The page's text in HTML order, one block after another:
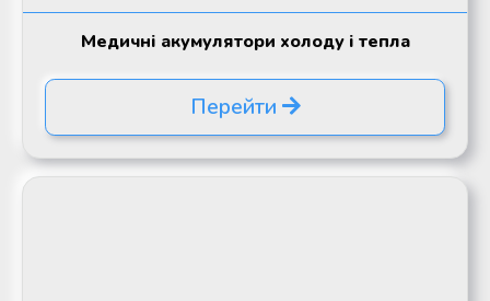
Медичні акумулятори холоду і тепла
Перейти